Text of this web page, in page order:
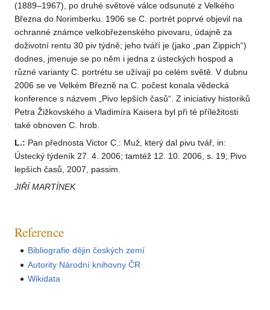
(1889–1967), po druhé světové válce odsunuté z Velkého
Března do Norimberku. 1906 se C. portrét poprvé objevil na
ochranné známce velkobřezenského pivovaru, údajně za
doživotní rentu 30 piv týdně; jeho tváří je (jako „pan Zippich“)
dodnes, jmenuje se po něm i jedna z ústeckých hospod a
různé varianty C. portrétu se užívají po celém světě. V dubnu
2006 se ve Velkém Březně na C. počest konala vědecká
konference s názvem „Pivo lepších časů“. Z iniciativy historiků
Petra Žižkovského a Vladimíra Kaisera byl při té příležitosti
také obnoven C. hrob.
L.: Pan přednosta Victor C.: Muž, který dal pivu tvář, in:
Ústecký týdeník 27. 4. 2006; tamtéž 12. 10. 2006, s. 19; Pivo
lepších časů, 2007, passim.
JIŘÍ MARTÍNEK
Reference
Bibliografie dějin českých zemí
Autority Národní knihovny ČR
Wikidata